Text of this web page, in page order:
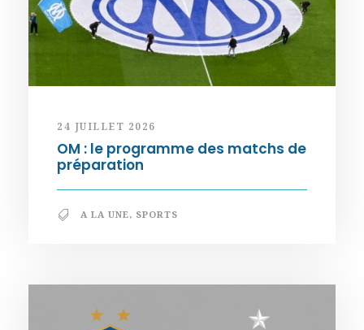
24 JUILLET 2026
OM : le programme des matchs de
préparation
A LA UNE, SPORTS